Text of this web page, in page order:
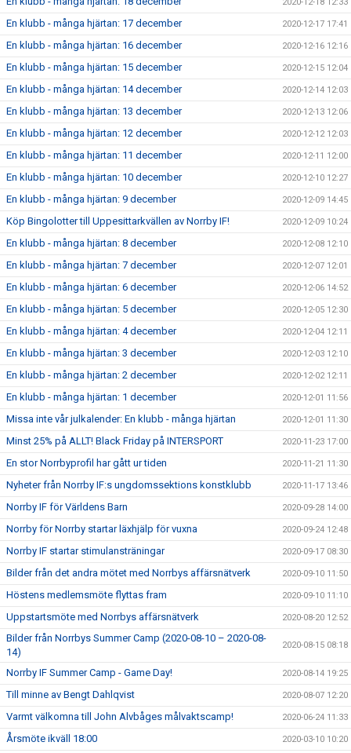
En klubb - många hjärtan: 17 december 2020-12-17 17:41
En klubb - många hjärtan: 16 december 2020-12-16 12:16
En klubb - många hjärtan: 15 december 2020-12-15 12:04
En klubb - många hjärtan: 14 december 2020-12-14 12:03
En klubb - många hjärtan: 13 december 2020-12-13 12:06
En klubb - många hjärtan: 12 december 2020-12-12 12:03
En klubb - många hjärtan: 11 december 2020-12-11 12:00
En klubb - många hjärtan: 10 december 2020-12-10 12:27
En klubb - många hjärtan: 9 december 2020-12-09 14:45
Köp Bingolotter till Uppesittarkvällen av Norrby IF! 2020-12-09 10:24
En klubb - många hjärtan: 8 december 2020-12-08 12:10
En klubb - många hjärtan: 7 december 2020-12-07 12:01
En klubb - många hjärtan: 6 december 2020-12-06 14:52
En klubb - många hjärtan: 5 december 2020-12-05 12:30
En klubb - många hjärtan: 4 december 2020-12-04 12:11
En klubb - många hjärtan: 3 december 2020-12-03 12:10
En klubb - många hjärtan: 2 december 2020-12-02 12:11
En klubb - många hjärtan: 1 december 2020-12-01 11:56
Missa inte vår julkalender: En klubb - många hjärtan 2020-12-01 11:30
Minst 25% på ALLT! Black Friday på INTERSPORT 2020-11-23 17:00
En stor Norrbyprofil har gått ur tiden 2020-11-21 11:30
Nyheter från Norrby IF:s ungdomssektions konstklubb 2020-11-17 13:46
Norrby IF för Världens Barn 2020-09-28 14:00
Norrby för Norrby startar läxhjälp för vuxna 2020-09-24 12:48
Norrby IF startar stimulansträningar 2020-09-17 08:30
Bilder från det andra mötet med Norrbys affärsnätverk 2020-09-10 11:50
Höstens medlemsmöte flyttas fram 2020-09-10 11:10
Uppstartsmöte med Norrbys affärsnätverk 2020-08-20 12:52
Bilder från Norrbys Summer Camp (2020-08-10 – 2020-08-
14)
2020-08-15 08:18
Norrby IF Summer Camp - Game Day! 2020-08-14 19:25
Till minne av Bengt Dahlqvist 2020-08-07 12:20
Varmt välkomna till John Alvbåges målvaktscamp! 2020-06-24 11:33
Årsmöte ikväll 18:00 2020-03-10 10:20